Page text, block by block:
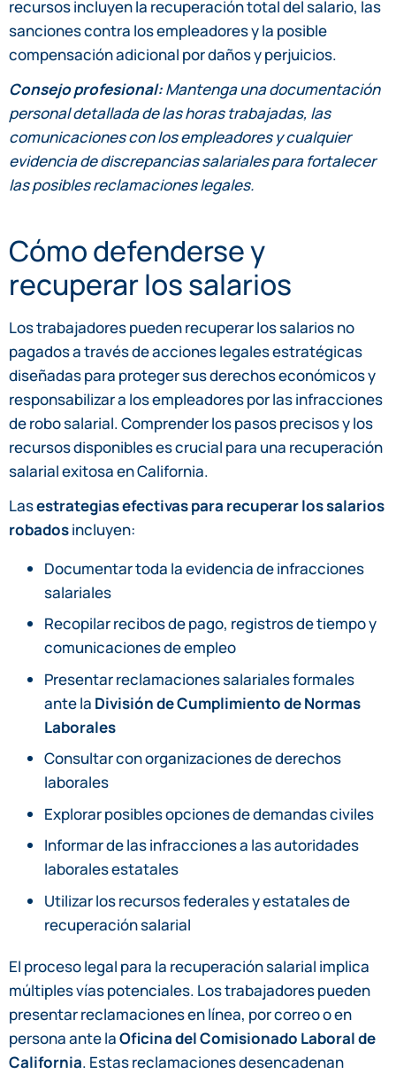
recursos incluyen la recuperación total del salario, las
sanciones contra los empleadores y la posible
compensación adicional por daños y perjuicios.
Consejo profesional:Mantenga una documentación
personal detallada de las horas trabajadas, las
comunicaciones con los empleadores y cualquier
evidencia de discrepancias salariales para fortalecer
las posibles reclamaciones legales.
Cómo defenderse y
recuperar los salarios
Los trabajadores pueden recuperar los salarios no
pagados a través de acciones legales estratégicas
diseñadas para proteger sus derechos económicos y
responsabilizar a los empleadores por las infracciones
de robo salarial. Comprender los pasos precisos y los
recursos disponibles es crucial para una recuperación
salarial exitosa en California.
Lasestrategias efectivas para recuperar los salarios
robadosincluyen:
Documentar toda la evidencia de infracciones
salariales
Recopilar recibos de pago, registros de tiempo y
comunicaciones de empleo
Presentar reclamaciones salariales formales
ante la División de Cumplimiento de Normas
Laborales
Consultar con organizaciones de derechos
laborales
Explorar posibles opciones de demandas civiles
Informar de las infracciones a las autoridades
laborales estatales
Utilizar los recursos federales y estatales de
recuperación salarial
El proceso legal para la recuperación salarial implica
múltiples vías potenciales. Los trabajadores pueden
presentar reclamaciones en línea, por correo o en
persona ante laOficina del Comisionado Laboral de
California. Estas reclamaciones desencadenan